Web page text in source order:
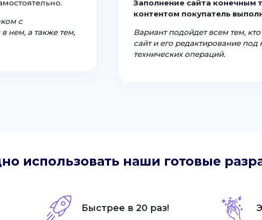
с
нем, а также тем,
Заполнение сайта конечным
контентом покупатель
Вариант подойдет всем тем,
сайт и его редактирование
технических операций.
использовать наши готовые
Быстрее в 20 раз!